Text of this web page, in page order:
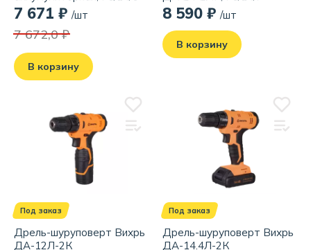
7 671 ₽ /шт
7 672,0 ₽
В корзину
8 590 ₽ /шт
В корзину
Под заказ
Дрель-шуруповерт Вихрь
ДА-12Л-2К
Под заказ
Дрель-шуруповерт Вихрь
ДА-14.4Л-2К